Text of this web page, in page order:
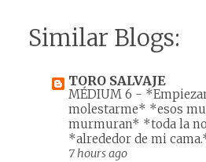
Similar Blogs:
TORO SALVAJE
MÉDIUM 6 -
molestarme* *esos
murmuran* *toda la
*alrededor de mi
7 hours ago